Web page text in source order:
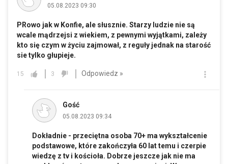
05.08.2023 09:30
PRowo jak w Konfie, ale słusznie. Starzy ludzie nie są
wcale mądrzejsi z wiekiem, z pewnymi wyjątkami, zależy
kto się czym w życiu zajmował, z reguły jednak na starość
sie tylko głupieje.
15 3 Odpowiedz »
Gość
05.08.2023 09:34
Dokładnie - przeciętna osoba 70+ ma wykształcenie
podstawowe, które zakończyła 60 lat temu i czerpie
wiedzę z tv i kościoła. Dobrze jeszcze jak nie ma